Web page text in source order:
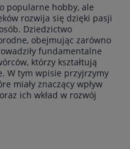
popularne hobby, ale
rozwija się dzięki pasji
Dziedzictwo
obejmując zarówno
fundamentalne
którzy kształtują
W tym wpisie przyjrzymy
miały znaczący wpływ
ich wkład w rozwój